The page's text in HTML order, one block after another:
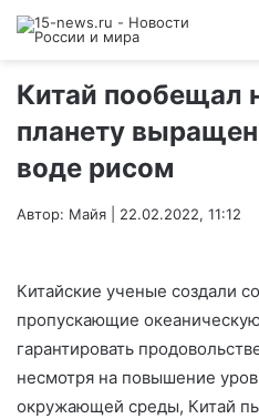
Китай пообещал
планету
воде рисом
Автор: Майя | 22.02.2022, 11:12
Китайские ученые создали
пропускающие
гарантировать
несмотря на повышение
окружающей среды, Китай